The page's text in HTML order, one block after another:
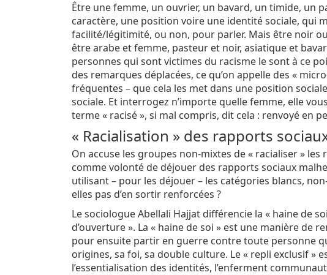
Être une femme, un ouvrier, un bavard, un timide, un
caractère, une position voire une identité sociale, qui
facilité/légitimité, ou non, pour parler. Mais être noir
être arabe et femme, pasteur et noir, asiatique et
personnes qui sont victimes du racisme le sont à ce
des remarques déplacées, ce qu’on appelle des «
fréquentes – que cela les met dans une position
sociale. Et interrogez n’importe quelle femme, elle
terme « racisé », si mal compris, dit cela : renvoyé en
« Racialisation » des rapports
On accuse les groupes non-mixtes de « racialiser »
comme volonté de déjouer des rapports sociaux
utilisant – pour les déjouer – les catégories blancs,
elles pas d’en sortir renforcées ?
Le sociologue Abellali Hajjat différencie la « haine de
d’ouverture ». La « haine de soi » est une manière de
pour ensuite partir en guerre contre toute personne
origines, sa foi, sa double culture. Le « repli exclusif »
l’essentialisation des identités, l’enferment